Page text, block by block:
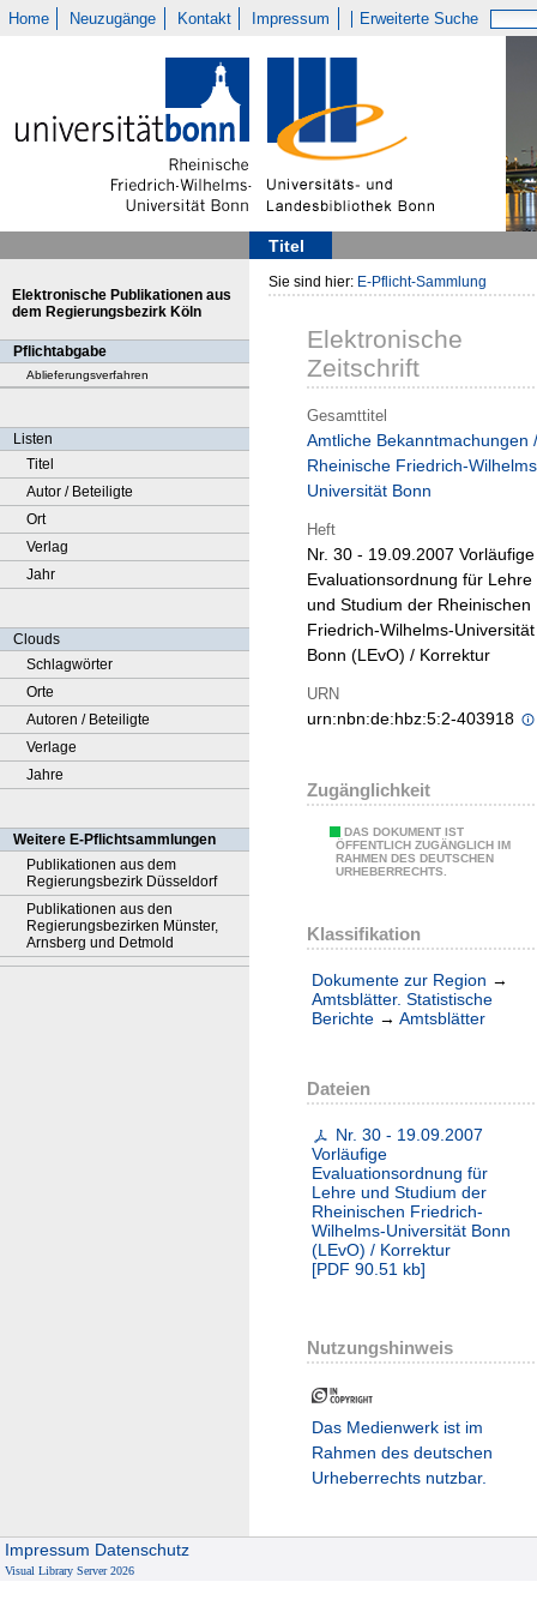
Home Neuzugänge Kontakt Impressum Erweiterte Suche
Titel
Elektronische Publikationen aus
dem Regierungsbezirk Köln
Pflichtabgabe
Ablieferungsverfahren
Listen
Titel
Autor / Beteiligte
Ort
Verlag
Jahr
Clouds
Schlagwörter
Orte
Autoren / Beteiligte
Verlage
Jahre
Weitere E-Pflichtsammlungen
Publikationen aus dem
Regierungsbezirk Düsseldorf
Publikationen aus den
Regierungsbezirken Münster,
Arnsberg und Detmold
Sie sind hier: E-Pflicht-Sammlung
Elektronische
Zeitschrift
Gesamttitel
Amtliche Bekanntmachungen /
Rheinische Friedrich-
Universität Bonn
Heft
Nr. 30 - 19.09.2007 Vorläufige
Evaluationsordnung für Lehre
und Studium der Rheinischen
Friedrich-Wilhelms-Universität
Bonn (LEvO) / Korrektur
URN
urn:nbn:de:hbz:5:2-403918
Zugänglichkeit
DAS DOKUMENT IST
ÖFFENTLICH ZUGÄNGLICH IM
RAHMEN DES DEUTSCHEN
URHEBERRECHTS.
Klassifikation
Dokumente zur Region →
Amtsblätter. Statistische
Berichte → Amtsblätter
Dateien
Nr. 30 - 19.09.2007
Vorläufige
Evaluationsordnung für
Lehre und Studium der
Rheinischen Friedrich-
Wilhelms-Universität Bonn
(LEvO) / Korrektur
[PDF 90.51 kb]
Nutzungshinweis
Das Medienwerk ist im
Rahmen des deutschen
Urheberrechts nutzbar.
Impressum Datenschutz
Visual Library Server 2026